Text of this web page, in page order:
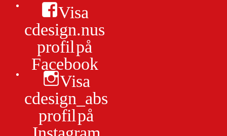
Visa
cdesign.nus
profil på
Facebook
Visa
cdesign_abs
profil på
Instagram